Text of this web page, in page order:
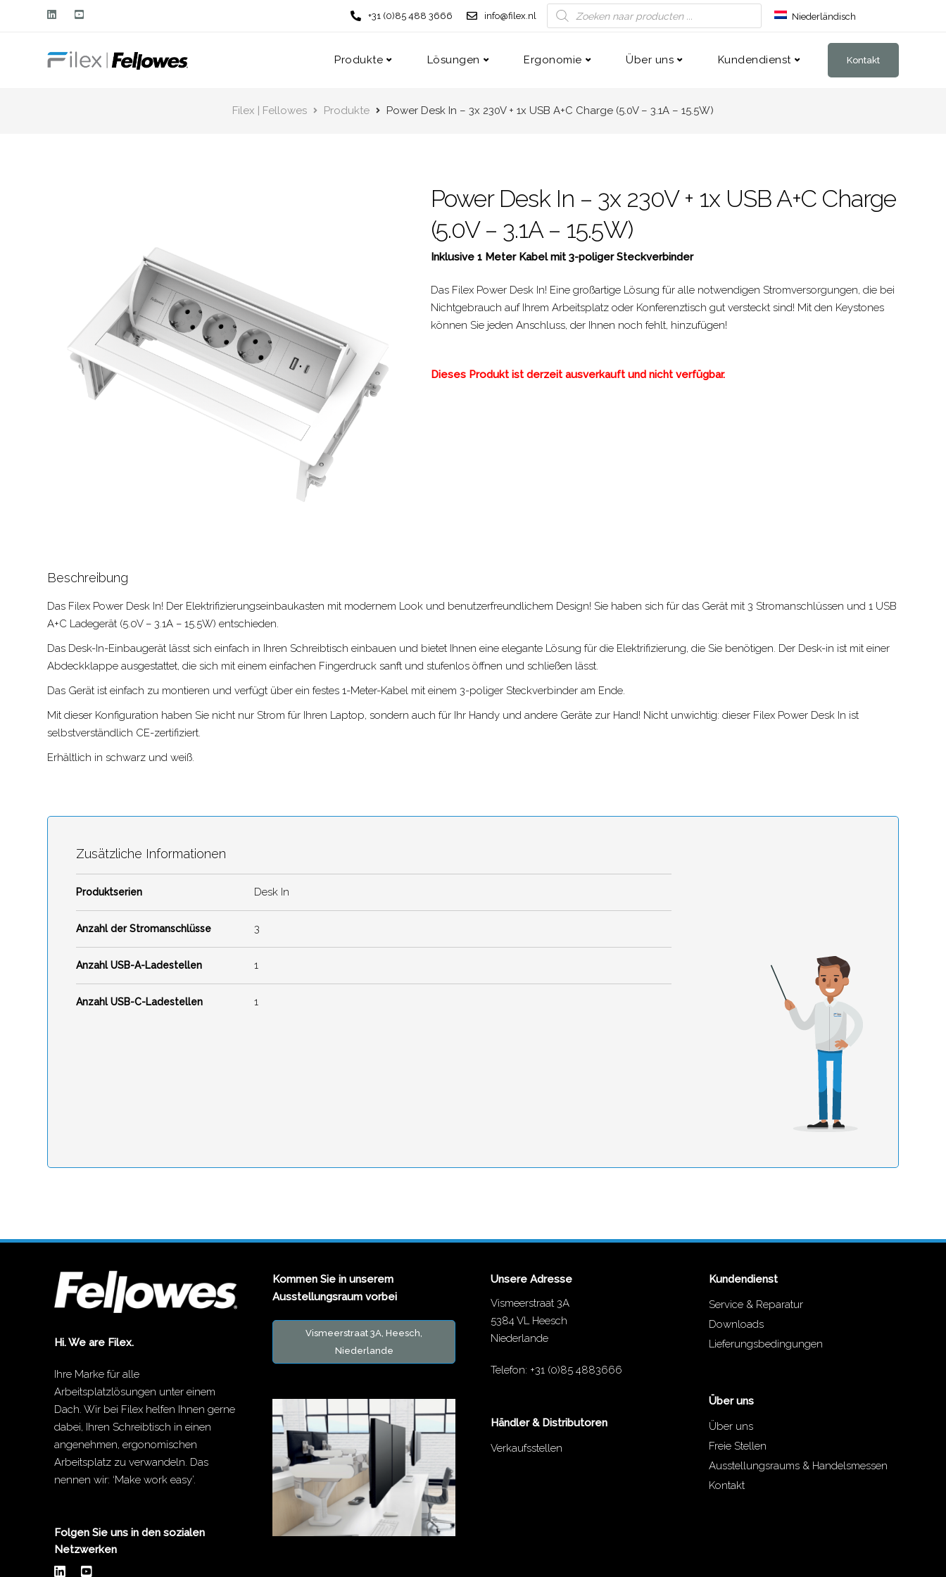
+31 (0)85 488 3666 info@filex.nl
Niederländisch
Französisch
Produkte Lösungen Ergonomie Über uns Kundendienst Kontakt
Filex | Fellowes Produkte Power Desk In – 3x 230V + 1x USB A+C Charge (5.0V – 3.1A – 15.5W)
Power Desk In – 3x 230V + 1x USB A+C Charge
(5.0V – 3.1A – 15.5W)
Inklusive 1 Meter Kabel mit 3-poliger Steckverbinder
Das Filex Power Desk In! Eine großartige Lösung für alle notwendigen Stromversorgungen, die bei
Nichtgebrauch auf Ihrem Arbeitsplatz oder Konferenztisch gut versteckt sind! Mit den Keystones
können Sie jeden Anschluss, der Ihnen noch fehlt, hinzufügen!
Dieses Produkt ist derzeit ausverkauft und nicht verfügbar.
Beschreibung
Das Filex Power Desk In! Der Elektrifizierungseinbaukasten mit modernem Look und benutzerfreundlichem Design! Sie haben sich für das Gerät mit 3 Stromanschlüssen und 1 USB
A+C Ladegerät (5.0V – 3.1A – 15.5W) entschieden.
Das Desk-In-Einbaugerät lässt sich einfach in Ihren Schreibtisch einbauen und bietet Ihnen eine elegante Lösung für die Elektrifizierung, die Sie benötigen. Der Desk-in ist mit einer
Abdeckklappe ausgestattet, die sich mit einem einfachen Fingerdruck sanft und stufenlos öffnen und schließen lässt.
Das Gerät ist einfach zu montieren und verfügt über ein festes 1-Meter-Kabel mit einem 3-poliger Steckverbinder am Ende.
Mit dieser Konfiguration haben Sie nicht nur Strom für Ihren Laptop, sondern auch für Ihr Handy und andere Geräte zur Hand! Nicht unwichtig: dieser Filex Power Desk In ist
selbstverständlich CE-zertifiziert.
Erhältlich in schwarz und weiß.
Zusätzliche Informationen
Produktserien Desk In
Anzahl der Stromanschlüsse 3
Anzahl USB-A-Ladestellen 1
Anzahl USB-C-Ladestellen 1
Hi. We are Filex.
Ihre Marke für alle
Arbeitsplatzlösungen unter einem
Dach. Wir bei Filex helfen Ihnen gerne
dabei, Ihren Schreibtisch in einen
angenehmen, ergonomischen
Arbeitsplatz zu verwandeln. Das
nennen wir: ‘Make work easy’.
Folgen Sie uns in den sozialen
Netzwerken
Kommen Sie in unserem
Ausstellungsraum vorbei
Vismeerstraat 3A, Heesch,
Niederlande
Unsere Adresse
Vismeerstraat 3A
5384 VL Heesch
Niederlande
Telefon: +31 (0)85 4883666
Händler & Distributoren
Verkaufsstellen
Kundendienst
Service & Reparatur
Downloads
Lieferungsbedingungen
Über uns
Über uns
Freie Stellen
Ausstellungsraums & Handelsmessen
Kontakt